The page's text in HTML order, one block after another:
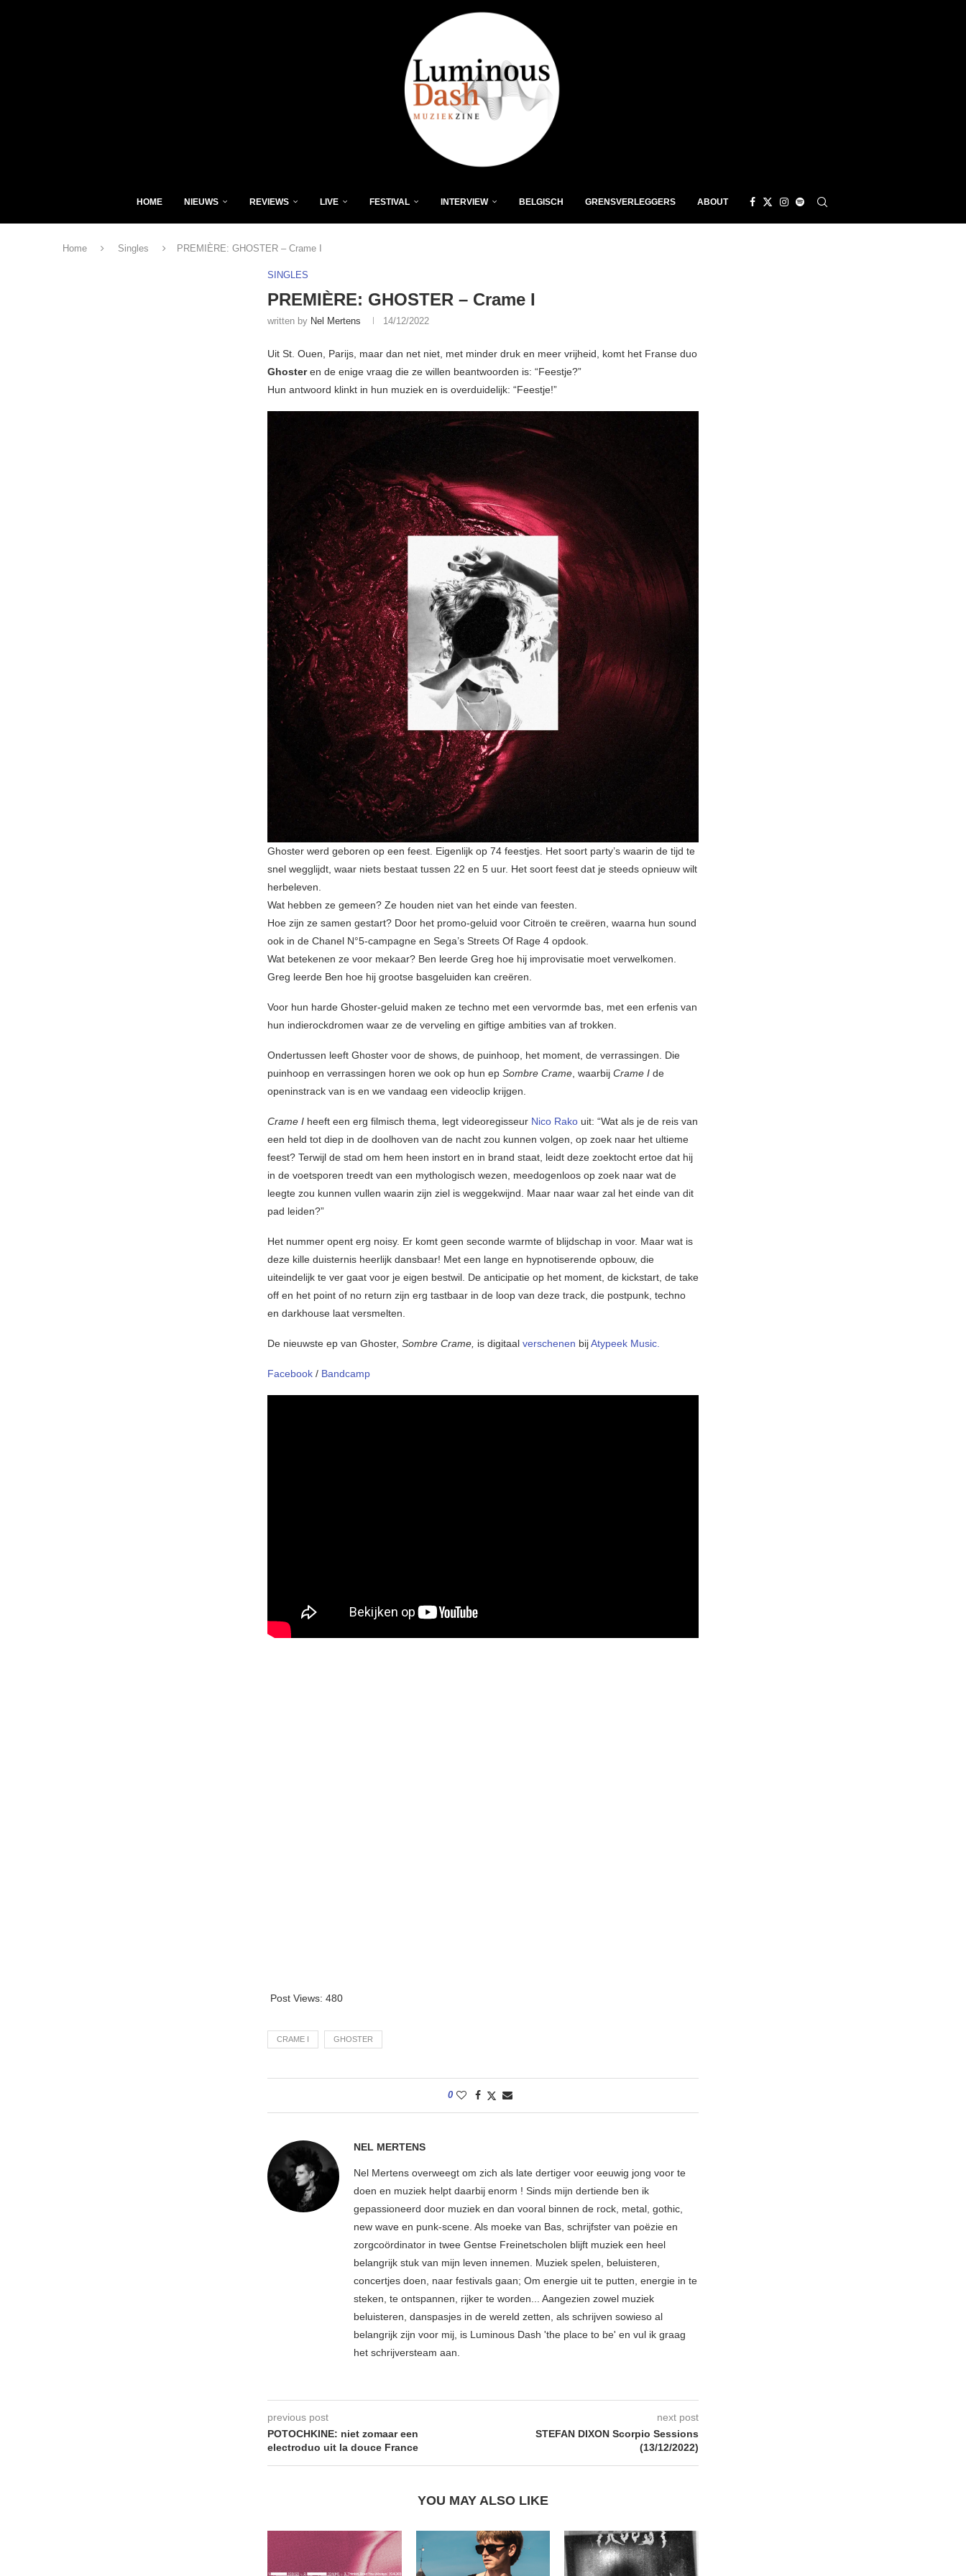
HOME NIEUWS REVIEWS LIVE FESTIVAL INTERVIEW BELGISCH GRENSVERLEGGERS ABOUT
Home Singles PREMIÈRE: GHOSTER – Crame I
SINGLES
PREMIÈRE: GHOSTER – Crame I
written by Nel Mertens 14/12/2022
Uit St. Ouen, Parijs, maar dan net niet, met minder druk en meer vrijheid, komt het Franse duo
Ghosteren de enige vraag die ze willen beantwoorden is: “Feestje?”
Hun antwoord klinkt in hun muziek en is overduidelijk: “Feestje!”
Ghoster werd geboren op een feest. Eigenlijk op 74 feestjes. Het soort party’s waarin de tijd te
snel wegglijdt, waar niets bestaat tussen 22 en 5 uur. Het soort feest dat je steeds opnieuw wilt
herbeleven.
Wat hebben ze gemeen? Ze houden niet van het einde van feesten.
Hoe zijn ze samen gestart? Door het promo-geluid voor Citroën te creëren, waarna hun sound
ook in de Chanel N°5-campagne en Sega’s Streets Of Rage 4 opdook.
Wat betekenen ze voor mekaar? Ben leerde Greg hoe hij improvisatie moet verwelkomen.
Greg leerde Ben hoe hij grootse basgeluiden kan creëren.
Voor hun harde Ghoster-geluid maken ze techno met een vervormde bas, met een erfenis van
hun indierockdromen waar ze de verveling en giftige ambities van af trokken.
Ondertussen leeft Ghoster voor de shows, de puinhoop, het moment, de verrassingen. Die
puinhoop en verrassingen horen we ook op hun ep Sombre Crame, waarbij Crame I de
openinstrack van is en we vandaag een videoclip krijgen.
Crame I heeft een erg filmisch thema, legt videoregisseur Nico Rako uit: “Wat als je de reis van
een held tot diep in de doolhoven van de nacht zou kunnen volgen, op zoek naar het ultieme
feest? Terwijl de stad om hem heen instort en in brand staat, leidt deze zoektocht ertoe dat hij
in de voetsporen treedt van een mythologisch wezen, meedogenloos op zoek naar wat de
leegte zou kunnen vullen waarin zijn ziel is weggekwijnd. Maar naar waar zal het einde van dit
pad leiden?”
Het nummer opent erg noisy. Er komt geen seconde warmte of blijdschap in voor. Maar wat is
deze kille duisternis heerlijk dansbaar! Met een lange en hypnotiserende opbouw, die
uiteindelijk te ver gaat voor je eigen bestwil. De anticipatie op het moment, de kickstart, de take
off en het point of no return zijn erg tastbaar in de loop van deze track, die postpunk, techno
en darkhouse laat versmelten.
De nieuwste ep van Ghoster, Sombre Crame, is digitaal verschenen bijAtypeek Music.
Facebook / Bandcamp
Post Views: 480
CRAME I GHOSTER
0
NEL MERTENS
Nel Mertens overweegt om zich als late dertiger voor eeuwig jong voor te
doen en muziek helpt daarbij enorm ! Sinds mijn dertiende ben ik
gepassioneerd door muziek en dan vooral binnen de rock, metal, gothic,
new wave en punk-scene. Als moeke van Bas, schrijfster van poëzie en
zorgcoördinator in twee Gentse Freinetscholen blijft muziek een heel
belangrijk stuk van mijn leven innemen. Muziek spelen, beluisteren,
concertjes doen, naar festivals gaan; Om energie uit te putten, energie in te
steken, te ontspannen, rijker te worden... Aangezien zowel muziek
beluisteren, danspasjes in de wereld zetten, als schrijven sowieso al
belangrijk zijn voor mij, is Luminous Dash 'the place to be' en vul ik graag
het schrijversteam aan.
previous post
POTOCHKINE: niet zomaar een
electroduo uit la douce France
next post
STEFAN DIXON Scorpio Sessions
(13/12/2022)
YOU MAY ALSO LIKE